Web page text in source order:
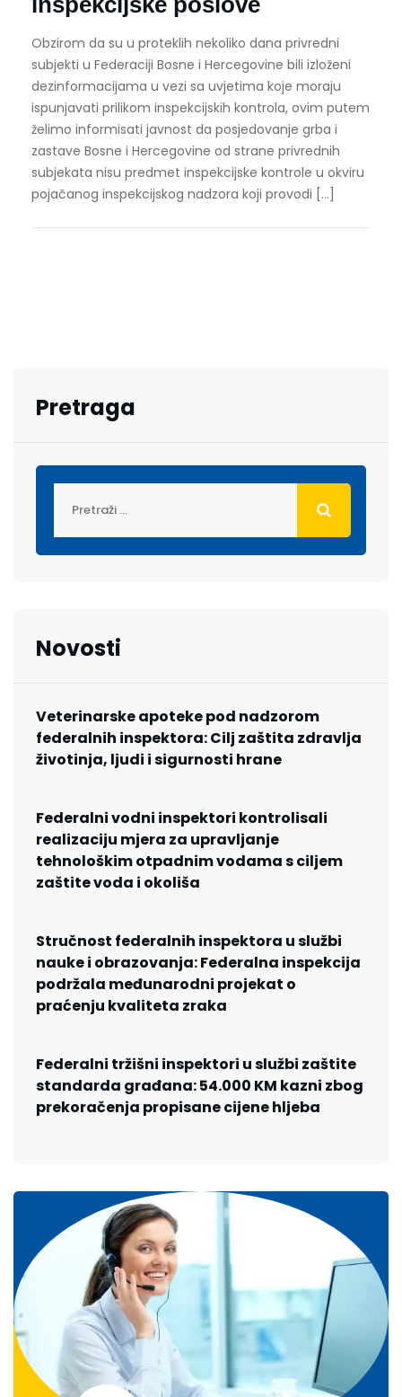
Obzirom da su u proteklih nekoliko dana privredni
subjekti u Federaciji Bosne i Hercegovine bili izloženi
dezinformacijama u vezi sa uvjetima koje moraju
ispunjavati prilikom inspekcijskih kontrola, ovim putem
želimo informisati javnost da posjedovanje grba i
zastave Bosne i Hercegovine od strane privrednih
subjekata nisu predmet inspekcijske kontrole u okviru
pojačanog inspekcijskog nadzora koji provodi […]
Pretraga
Novosti
Veterinarske apoteke pod nadzorom
federalnih inspektora: Cilj zaštita zdravlja
životinja, ljudi i sigurnosti hrane
Federalni vodni inspektori kontrolisali
realizaciju mjera za upravljanje
tehnološkim otpadnim vodama s ciljem
zaštite voda i okoliša
Stručnost federalnih inspektora u službi
nauke i obrazovanja: Federalna inspekcija
podržala međunarodni projekat o
praćenju kvaliteta zraka
Federalni tržišni inspektori u službi zaštite
standarda građana: 54.000 KM kazni zbog
prekoračenja propisane cijene hljeba